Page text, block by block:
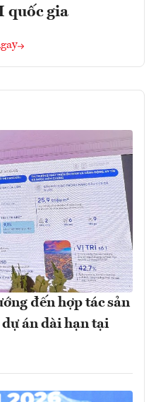
quốc gia
đến hợp tác sản
án dài hạn tại